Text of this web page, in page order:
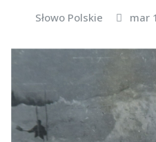
Słowo Polskie mar